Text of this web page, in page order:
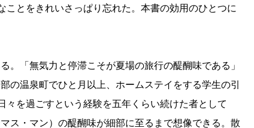
とをきれいさっぱり忘れた。本書の効用のひとつに
。「無気力と停滞こそが夏場の旅行の醍醐味である」
の温泉町でひと月以上、ホームステイをする学生の引
を過ごすという経験を五年くらい続けた者として
ス・マン）の醍醐味が細部に至るまで想像できる。散